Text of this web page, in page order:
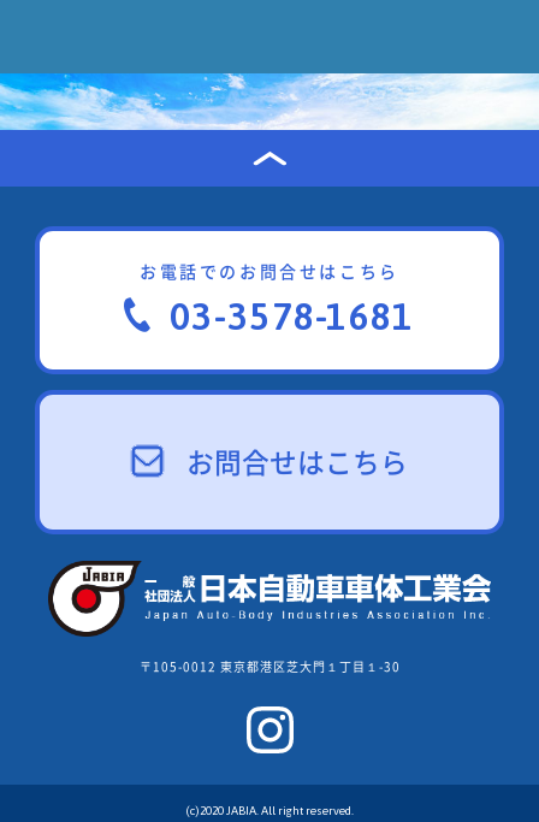
お電話でのお問合せはこちら
03-3578-1681
お問合せはこちら
〒105-0012 東京都港区芝大門１丁目１-30
(c)2020 JABIA. All right reserved.